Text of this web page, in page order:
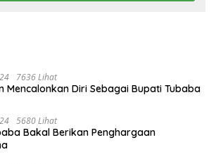
7636 Lihat
Mencalonkan Diri Sebagai Bupati Tubaba
5680 Lihat
Bakal Berikan Penghargaan